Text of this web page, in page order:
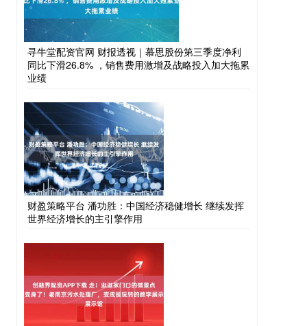
寻牛堂配资官网 财报透视｜慕思股份第三季度净利
同比下滑26.8% ，销售费用激增及战略投入加大拖累
业绩
财盈策略平台 潘功胜：中国经济稳健增长 继续发挥
世界经济增长的主引擎作用